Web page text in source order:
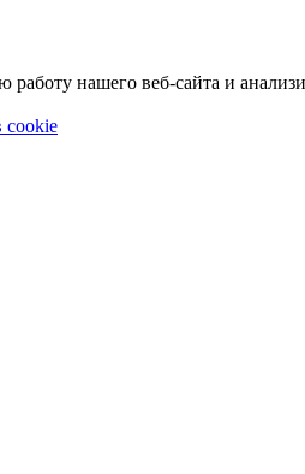
нашего веб-сайта и
cookie